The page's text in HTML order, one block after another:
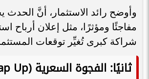
وأوضح رائد الاستثمار، أنَّ
مفاجئًا ومؤثرًا، مثل إعلان أرباح
شراكة كبرى تُغيِّر توقعات
ثانيًا: الفجوة السعرية (Gap Up)